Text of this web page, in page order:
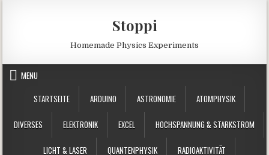
Stoppi
Homemade Physics Experiments
MENU
STARTSEITE
ARDUINO ASTRONOMIE ATOMPHYSIK
DIVERSES ELEKTRONIK EXCEL HOCHSPANNUNG & STARKSTROM
LICHT & LASER QUANTENPHYSIK RADIOAKTIVITÄT